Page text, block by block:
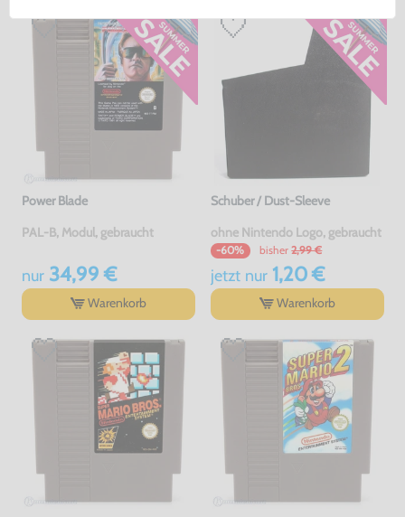
Power Blade
PAL-B, Modul, gebraucht
nur34,99 €
Warenkorb
Schuber / Dust-Sleeve
ohne Nintendo Logo, gebraucht
-60% bisher 2,99 €
jetzt nur1,20 €
Warenkorb